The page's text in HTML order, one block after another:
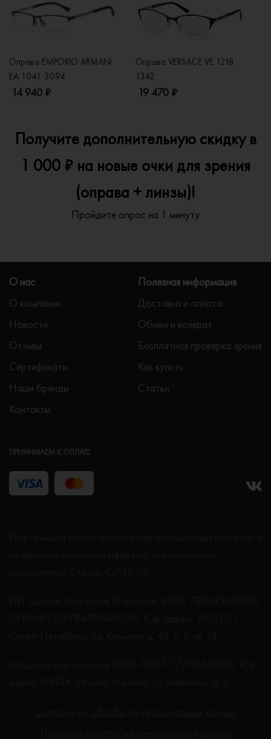
Оправа EMPORIO ARMANI
EA 1041 3094
14 940 ₽
Оправа VERSACE VE 1218
1342
19 470 ₽
Получите дополнительную скидку в
1 000 ₽ на новые очки для зрения
(оправа + линзы)!
Пройдите опрос на 1 минуту
О нас
О компании
Новости
Отзывы
Сертификаты
Наши бренды
Контакты
Полезная информация
Доставка и оплата
Обмен и возврат
Бесплатная проверка зрения
Как купить
Статьи
ПРИНИМАЕМ К ОПЛАТЕ